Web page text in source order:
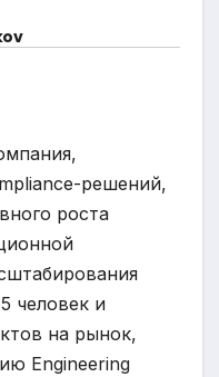
решений,
роста
человек и
на рынок,
Engineering